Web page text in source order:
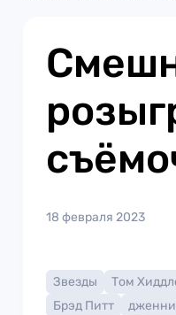
18 февраля 2023
Звезды Том
Брэд Питт